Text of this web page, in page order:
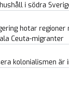
i södra
hotar regioner
Ceuta-migranter
kolonialismen